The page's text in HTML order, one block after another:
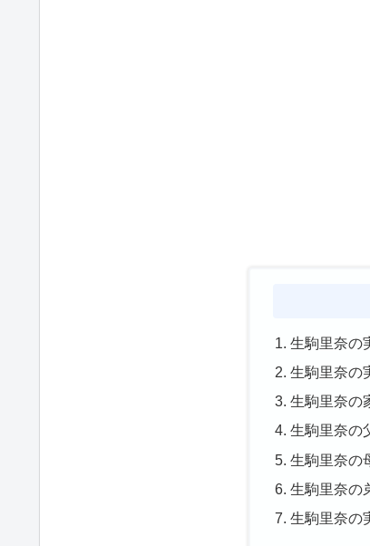
生駒里奈の
生駒里奈の
生駒里奈の
生駒里奈の
生駒里奈の
生駒里奈の
生駒里奈の